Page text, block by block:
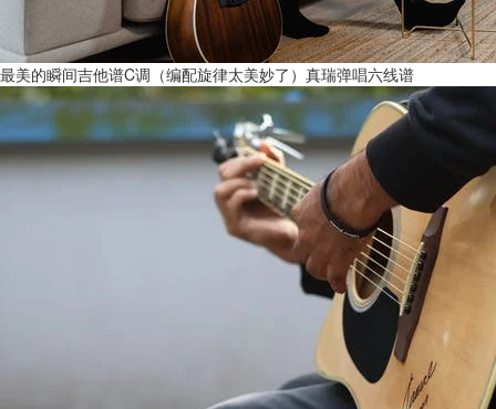
最美的瞬间吉他谱C调（编配旋律太美妙了）真瑞弹唱六线谱